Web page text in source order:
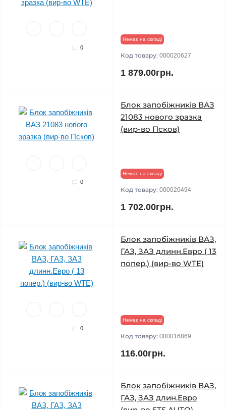
0
Немає на складі
Код товару: 000020627
1 879.00грн.
0
Блок запобіжників ВАЗ
21083 нового зразка
(вир-во Псков)
Немає на складі
Код товару: 000020494
1 702.00грн.
0
Блок запобіжників ВАЗ,
ГАЗ, ЗАЗ длинн.Евро ( 13
попер.) (вир-во WTE)
Немає на складі
Код товару: 000016869
116.00грн.
Блок запобіжників ВАЗ,
ГАЗ, ЗАЗ длин.Евро